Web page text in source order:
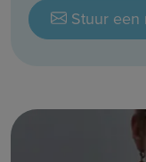
Stuur een